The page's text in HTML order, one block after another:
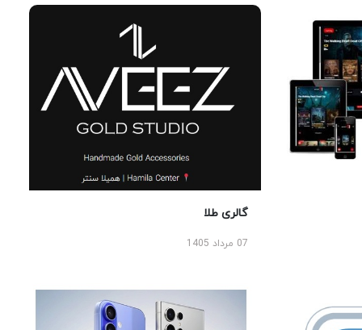
گالری طلا
07 مرداد 1405